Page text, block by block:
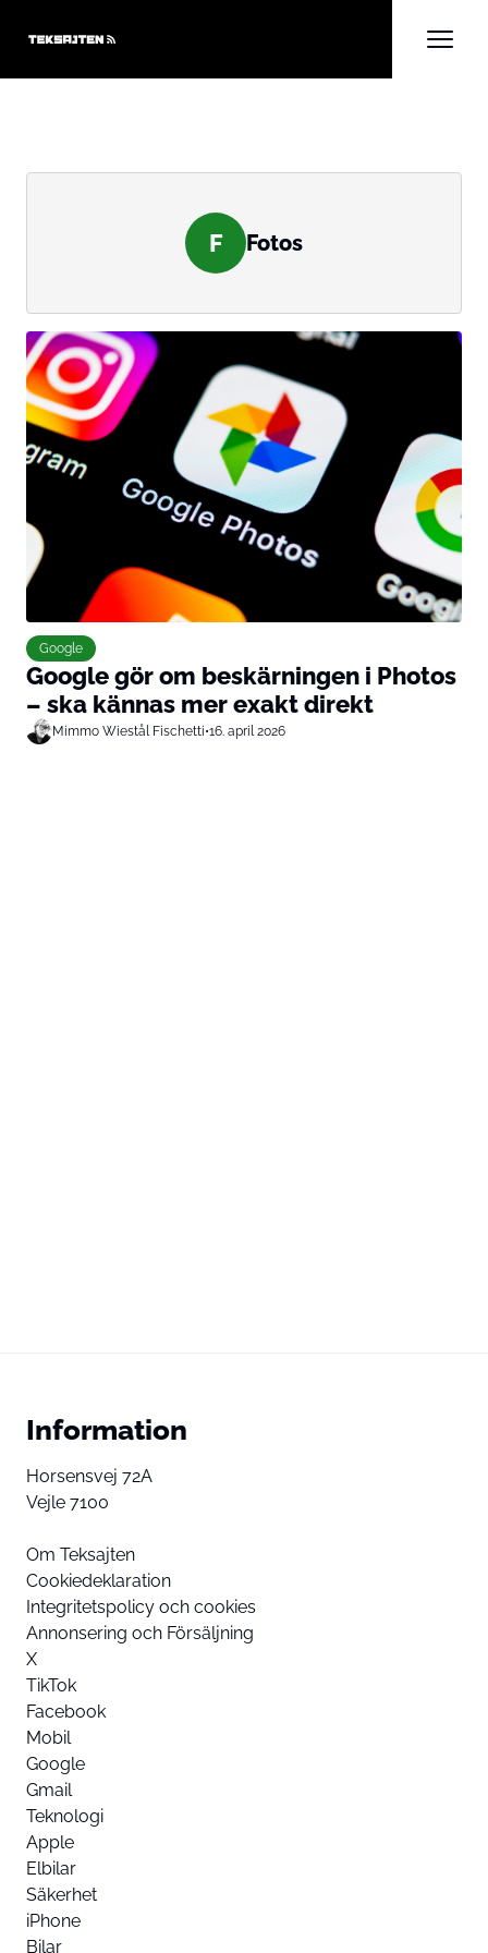
F Fotos
Google
Google gör om beskärningen i Photos
– ska kännas mer exakt direkt
Mimmo Wiestål Fischetti•16. april 2026
Information
Horsensvej 72A
Vejle 7100
Om Teksajten
Cookiedeklaration
Integritetspolicy och cookies
Annonsering och Försäljning
X
TikTok
Facebook
Mobil
Google
Gmail
Teknologi
Apple
Elbilar
Säkerhet
iPhone
Bilar